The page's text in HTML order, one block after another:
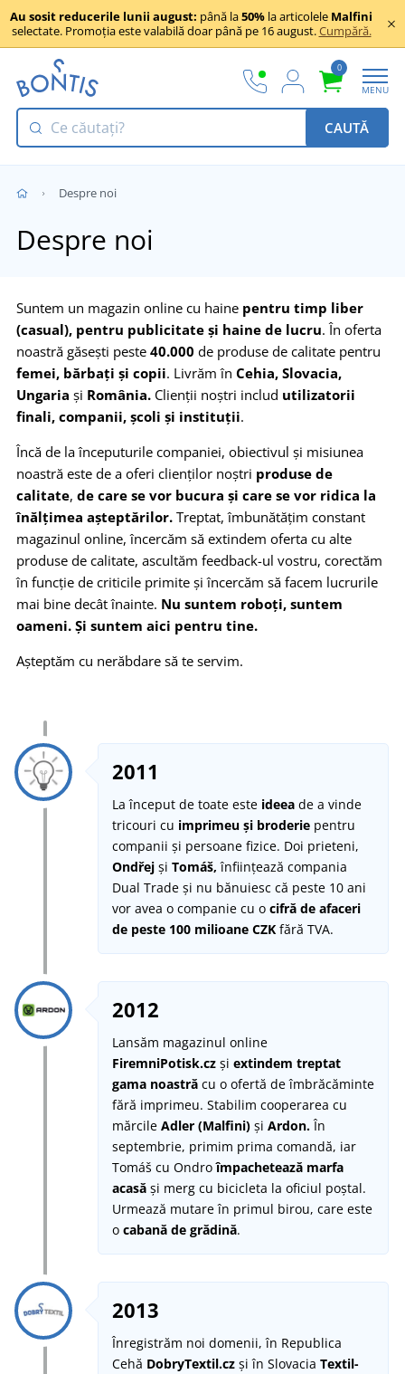
Au sosit reducerile lunii august: până la50% la articolele Malfini
selectate. Promoția este valabilă doar până pe 16 august.Cumpără.
0
MENU
CAUTĂ
Despre noi
Despre noi
Suntem un magazin online cu haine pentru timp liber
(casual), pentru publicitate și haine de lucru. În oferta
noastră găsești peste 40.000 de produse de calitate pentru
femei, bărbați și copii. Livrăm în Cehia, Slovacia,
Ungaria și România. Clienții noștri includ utilizatorii
finali, companii, școli și instituții.
Încă de la începuturile companiei, obiectivul și misiunea
noastră este de a oferi clienților noștri produse de
calitate, de care se vor bucura și care se vor ridica la
înălțimea așteptărilor. Treptat, îmbunătățim constant
magazinul online, încercăm să extindem oferta cu alte
produse de calitate, ascultăm feedback-ul vostru, corectăm
în funcție de criticile primite și încercăm să facem lucrurile
mai bine decât înainte. Nu suntem roboți, suntem
oameni. Și suntem aici pentru tine.
Așteptăm cu nerăbdare să te servim.
2011
La început de toate este ideea de a vinde
tricouri cu imprimeu și broderie pentru
companii și persoane fizice. Doi prieteni,
Ondřej și Tomáš, înființează compania
Dual Trade și nu bănuiesc că peste 10 ani
vor avea o companie cu o cifră de afaceri
de peste 100 milioane CZK fără TVA.
2012
Lansăm magazinul online
FiremniPotisk.cz și extindem treptat
gama noastră cu o ofertă de îmbrăcăminte
fără imprimeu. Stabilim cooperarea cu
mărcile Adler (Malfini) și Ardon.În
septembrie, primim prima comandă, iar
Tomáš cu Ondroîmpachetează marfa
acasă și merg cu bicicleta la oficiul poștal.
Urmează mutare în primul birou, care este
o cabană de grădină.
2013
Înregistrăm noi domenii, în Republica
Cehă DobryTextil.cz și în Slovacia Textil-